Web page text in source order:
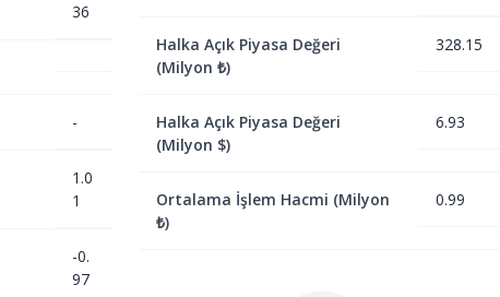
36
-
1.0
1
-0.
97
Halka Açık Piyasa Değeri
(Milyon ₺)
328.15
Halka Açık Piyasa Değeri
(Milyon $)
6.93
Ortalama İşlem Hacmi (Milyon
₺)
0.99